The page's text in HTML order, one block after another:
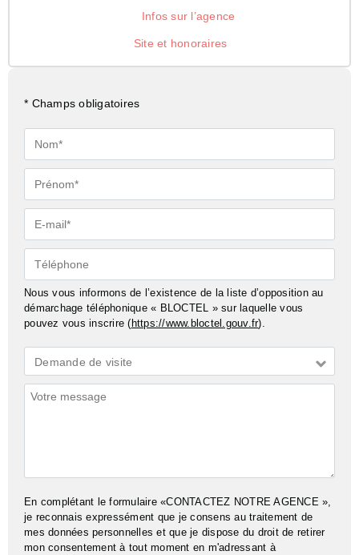
Infos sur l’agence
Site et honoraires
* Champs obligatoires
Nom*
Prénom*
E-
mail*
Téléphone
Nous vous informons de l’existence de la liste d’opposition au
démarchage téléphonique « BLOCTEL » sur laquelle vous
pouvez vous inscrire ( https://www.bloctel.gouv.fr).
Demande
*
Demande de visite
Commentaires
En complétant le formulaire «CONTACTEZ NOTRE AGENCE »,
je reconnais expressément que je consens au traitement de
mes données personnelles et que je dispose du droit de retirer
mon consentement à tout moment en m'adressant à